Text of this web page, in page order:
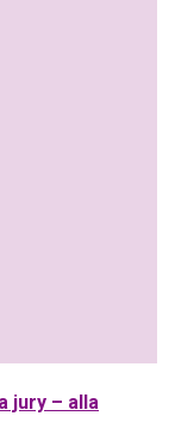
jury – alla